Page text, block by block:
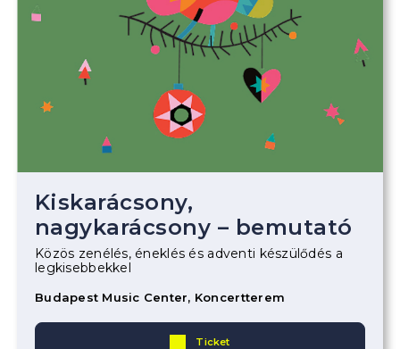
Kiskarácsony,
nagykarácsony – bemutató
Közös zenélés, éneklés és adventi készülődés a
legkisebbekkel
Budapest Music Center, Koncertterem
Ticket